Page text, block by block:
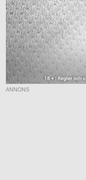
ANNONS